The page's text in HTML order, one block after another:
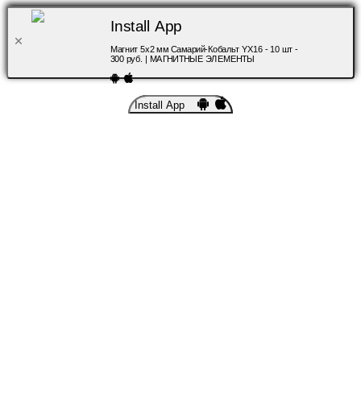
Install App
Магнит 5х2 мм Самарий-Кобальт YX16 - 10 шт -
300 руб. | МАГНИТНЫЕ ЭЛЕМЕНТЫ
Install App